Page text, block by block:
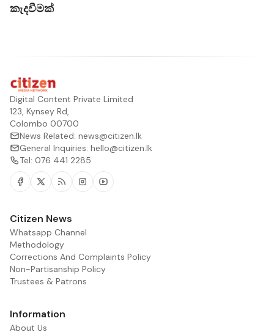
කැදවීමක්
Digital Content Private Limited
123, Kynsey Rd,
Colombo 00700
News Related: news@citizen.lk
General Inquiries: hello@citizen.lk
Tel: 076 441 2285
Facebook
Twitter
RSS InstagramYoutube
Citizen News
Whatsapp Channel
Methodology
Corrections And Complaints Policy
Non-Partisanship Policy
Trustees & Patrons
Information
About Us